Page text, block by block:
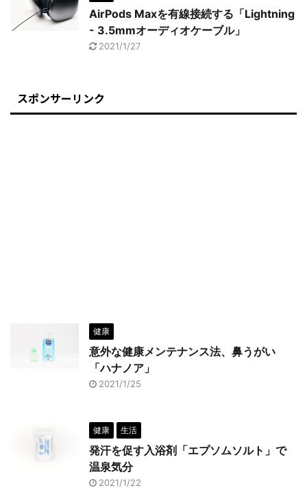
AirPods Maxを有線接続する「Lightning
- 3.5mmオーディオケーブル」
2021/1/27
スポンサーリンク
健康
意外な健康メンテナンス法、鼻うがい
「ハナノア」
2021/1/25
健康 生活
発汗を促す入浴剤「エプソムソルト」で
温泉気分
2021/1/22